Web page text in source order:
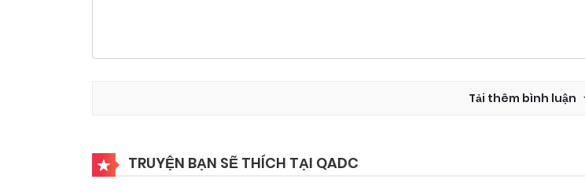
Tải thêm bình luận
TRUYỆN BẠN SẼ THÍCH TẠI QADC